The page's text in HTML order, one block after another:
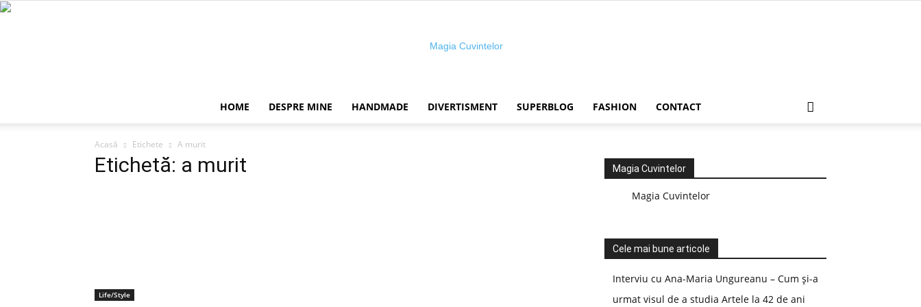
HOME DESPRE MINE HANDMADE DIVERTISMENT SUPERBLOG FASHION CONTACT
Acasă Etichete A murit
Etichetă: a murit
Life/Style
Magia Cuvintelor
Magia Cuvintelor
Cele mai bune articole
Interviu cu Ana-Maria Ungureanu – Cum și-a
urmat visul de a studia Artele la 42 de ani